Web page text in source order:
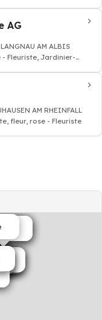
AG
AM ALBIS
- Fleuriste, Jardinier-
AM RHEINFALL
fleur, rose - Fleuriste